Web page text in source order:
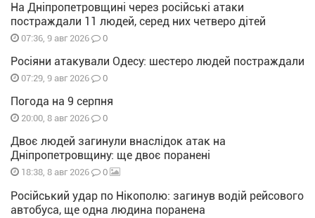
На Дніпропетровщині через російські атаки
постраждали 11 людей, серед них четверо дітей
07:36, 9 авг 2026 0
Росіяни атакували Одесу: шестеро людей постраждали
07:29, 9 авг 2026 0
Погода на 9 серпня
20:00, 8 авг 2026 0
Двоє людей загинули внаслідок атак на
Дніпропетровщину: ще двоє поранені
18:38, 8 авг 2026 0
Російський удар по Нікополю: загинув водій рейсового
автобуса, ще одна людина поранена